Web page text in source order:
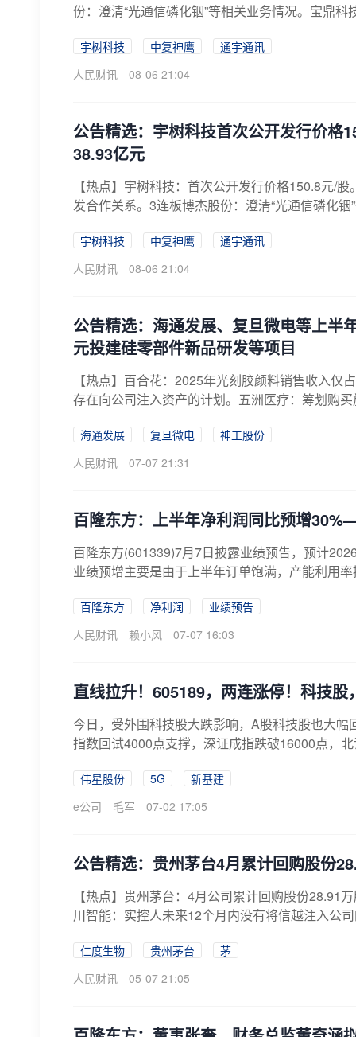
份：澄清“光通信磷化铟”等相关业务情况。宝鼎
宇树科技 中复神鹰
通宇通讯
人民财讯
08-06 21:04
公告精选：宇树科技首次公开发行价格
38.93亿元
【热点】宇树科技：首次公开发行价格150.8元/
发合作关系。3连板博杰股份：澄清“光通信磷化
宇树科技 中复神鹰
通宇通讯
人民财讯
08-06 21:04
公告精选：海通发展、复旦微电等上半
元投建硅零部件新品研发等项目
【热点】百合花：2025年光刻胶颜料销售收入
存在向公司注入资产的计划。五洲医疗：筹划购
海通发展 复旦微电
神工股份
人民财讯
07-07 21:31
百隆东方：上半年净利润同比预增
百隆东方(601339)7月7日披露业绩预告，预计
业绩预增主要是由于上半年订单饱满，产能利用
百隆东方 净利润
业绩预告
人民财讯
赖小风 07-07 16:03
直线拉升！605189，两连涨停！科技股
今日，受外围科技股大跌影响，A股科技股也大
指数回试4000点支撑，深证成指跌破16000点，
伟星股份 5G
新基建
e公司
毛军 07-02 17:05
公告精选：贵州茅台4月累计回购股份
【热点】贵州茅台：4月公司累计回购股份28.91
川智能：实控人未来12个月内没有将信越注入公
仁度生物 贵州茅台
茅
人民财讯
05-07 21:05